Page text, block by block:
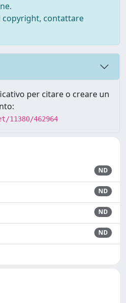
copyright, contattare
per citare o creare un
462964
ND
ND
ND
ND